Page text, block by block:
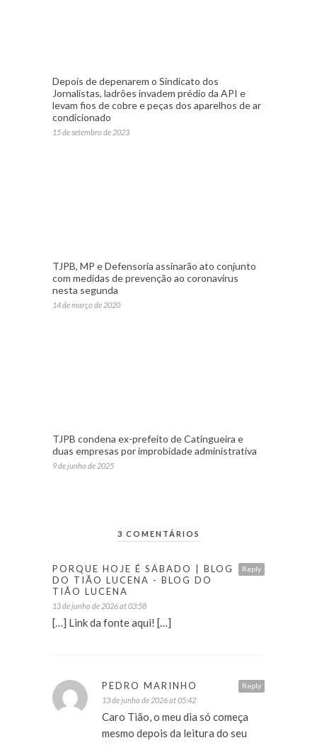
Depois de depenarem o Sindicato dos
Jornalistas, ladrões invadem prédio da API e
levam fios de cobre e peças dos aparelhos de ar
condicionado
15 de setembro de 2023
TJPB, MP e Defensoria assinarão ato conjunto
com medidas de prevenção ao coronavírus
nesta segunda
14 de março de 2020
TJPB condena ex-prefeito de Catingueira e
duas empresas por improbidade administrativa
9 de junho de 2025
3 COMENTÁRIOS
Reply
PORQUE HOJE É SÁBADO | BLOG
DO TIÃO LUCENA - BLOG DO
TIÃO LUCENA
13 de junho de 2026 at 03:58
[…] Link da fonte aqui! […]
Reply
PEDRO MARINHO
13 de junho de 2026 at 05:42
Caro Tião, o meu dia só começa
mesmo depois da leitura do seu